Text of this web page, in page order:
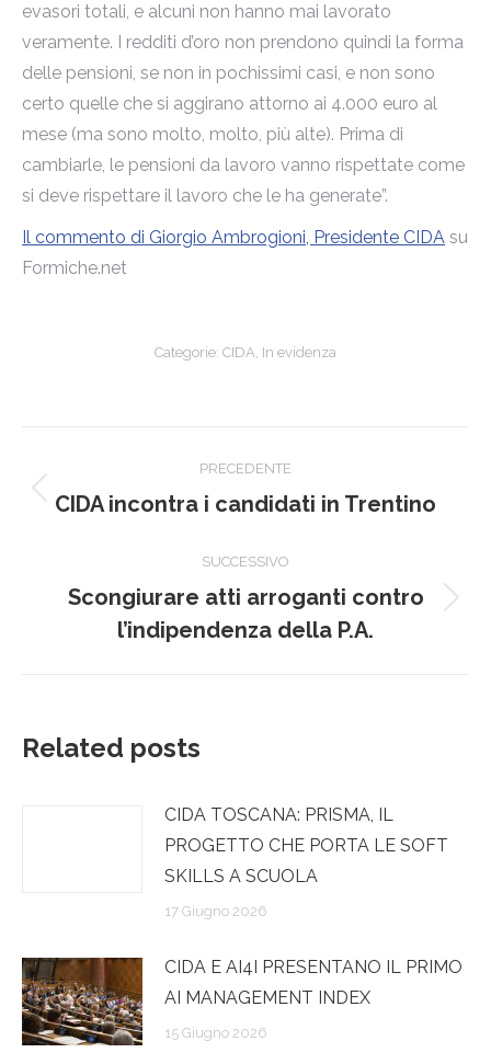
evasori totali, e alcuni non hanno mai lavorato
veramente. I redditi d’oro non prendono quindi la forma
delle pensioni, se non in pochissimi casi, e non sono
certo quelle che si aggirano attorno ai 4.000 euro al
mese (ma sono molto, molto, più alte). Prima di
cambiarle, le pensioni da lavoro vanno rispettate come
si deve rispettare il lavoro che le ha generate”.
Il commento di Giorgio Ambrogioni, Presidente CIDA su
Formiche.net
Categorie: CIDA, In evidenza
tra
post
PRECEDENTE
Post
CIDA incontra i candidati in Trentino
SUCCESSIVO
Prossimo
post:
Scongiurare atti arroganti contro
l’indipendenza della P.A.
Related posts
CIDA TOSCANA: PRISMA, IL
PROGETTO CHE PORTA LE SOFT
SKILLS A SCUOLA
17 Giugno 2026
CIDA E AI4I PRESENTANO IL PRIMO
AI MANAGEMENT INDEX
15 Giugno 2026